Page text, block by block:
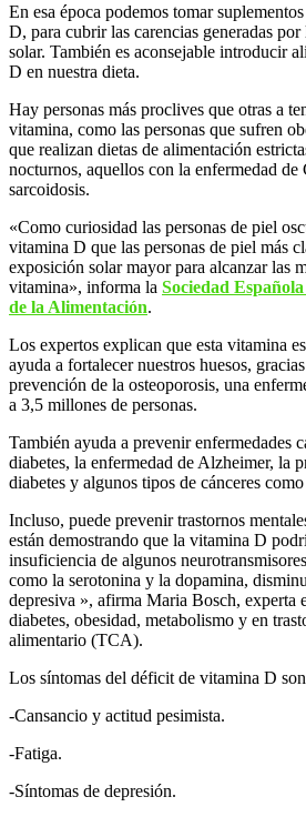
En esa época podemos tomar
D, para cubrir las carencias generadas
solar. También es aconsejable introducir
D en nuestra dieta.
Hay personas más proclives que otras a
vitamina, como las personas que sufren
que realizan dietas de alimentación
nocturnos, aquellos con la enfermedad de
sarcoidosis.
«Como curiosidad las personas de piel
vitamina D que las personas de piel más
exposición solar mayor para alcanzar las
vitamina», informa la Sociedad
de la Alimentación.
Los expertos explican que esta vitamina
ayuda a fortalecer nuestros huesos,
prevención de la osteoporosis, una
a 3,5 millones de personas.
También ayuda a prevenir enfermedades
diabetes, la enfermedad de Alzheimer, la
diabetes y algunos tipos de cánceres
Incluso, puede prevenir trastornos
están demostrando que la vitamina D
insuficiencia de algunos
como la serotonina y la dopamina,
depresiva », afirma Maria Bosch, experta
diabetes, obesidad, metabolismo y en
alimentario (TCA).
Los síntomas del déficit de vitamina D
-Cansancio y actitud pesimista.
-Fatiga.
-Síntomas de depresión.